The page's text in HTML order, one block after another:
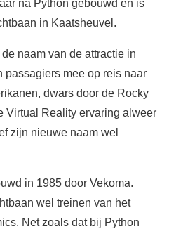
na Python gebouwd en is
in Kaatsheuvel.
naam van de attractie in
passagiers mee op reis naar
dwars door de Rocky
Virtual Reality ervaring alweer
zijn nieuwe naam wel
in 1985 door Vekoma.
wel treinen van het
Net zoals dat bij Python